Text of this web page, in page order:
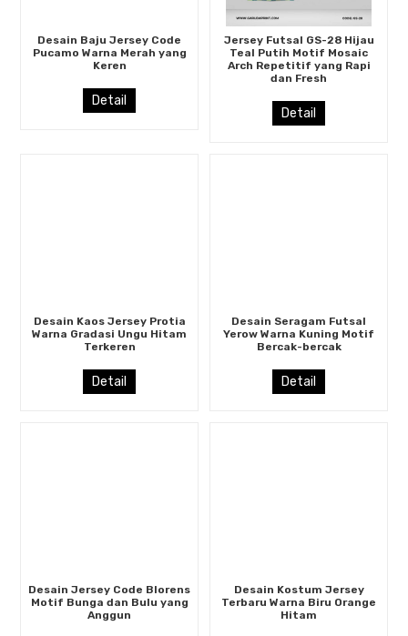
Desain Baju Jersey Code
Pucamo Warna Merah yang
Keren
Detail
Jersey Futsal GS-28 Hijau
Teal Putih Motif Mosaic
Arch Repetitif yang Rapi
dan Fresh
Detail
Desain Kaos Jersey Protia
Warna Gradasi Ungu Hitam
Terkeren
Detail
Desain Seragam Futsal
Yerow Warna Kuning Motif
Bercak-bercak
Detail
Desain Jersey Code Blorens
Motif Bunga dan Bulu yang
Anggun
Desain Kostum Jersey
Terbaru Warna Biru Orange
Hitam